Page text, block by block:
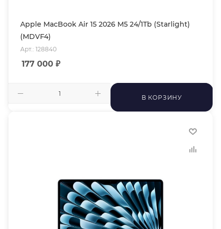
Apple MacBook Air 15 2026 M5 24/1Tb (Starlight)
(MDVF4)
Арт.: 128840
177 000 ₽
В КОРЗИНУ